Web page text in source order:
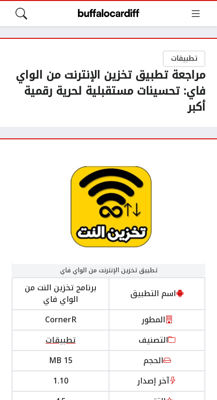
تطبيقات
مراجعة تطبيق تخزين الإنترنت من الواي
فاي: تحسينات مستقبلية لحرية رقمية
أكبر
تطييق تخزين الإنترنت من الواي فاي
اسم التطبيق برنامج تخزين النت من
الواي فاي
المطور
CornerR
التصنيف
تطبيقات
الحجم
15 MB
آخر إصدار
1.10